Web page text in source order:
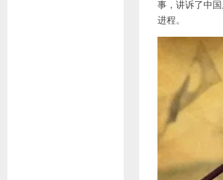
事，讲诉了中
进程。